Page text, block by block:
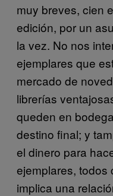
muy breves, cien
edición, por un
la vez. No nos
ejemplares que
mercado de
librerías
queden en
destino final; y
el dinero para
ejemplares, todos
implica una